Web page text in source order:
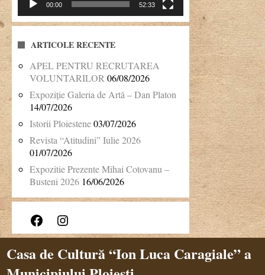
00:00 52:33
ARTICOLE RECENTE
APEL PENTRU RECRUTAREA
VOLUNTARILOR 06/08/2026
Expoziție Galeria de Artă – Dan Platon
14/07/2026
Istorii Ploiestene03/07/2026
Revista “Atitudini” Iulie 2026
01/07/2026
Expozitie Prezente Mihai Cotovanu –
Busteni 2026 16/06/2026
Facebook Instagram
Casa de Cultură “Ion Luca Caragiale” a